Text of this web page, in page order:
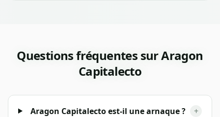
Questions fréquentes surAragon
Capitalecto
Aragon Capitalecto est-il une arnaque ? +